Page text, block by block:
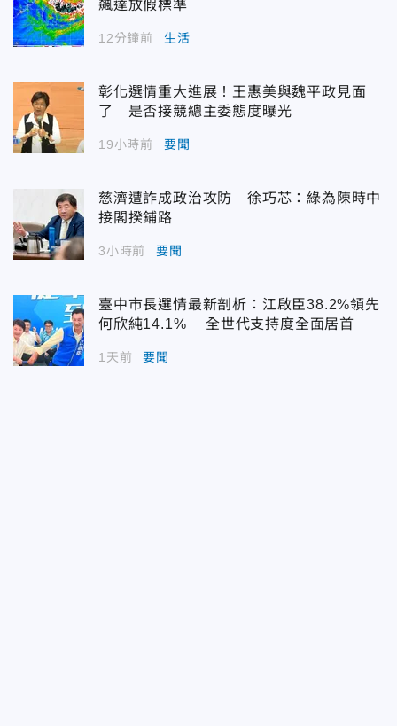
飆達放假標準
12分鐘前 生活
彰化選情重大進展！王惠美與魏平政見面
了 是否接競總主委態度曝光
19小時前 要聞
慈濟遭詐成政治攻防 徐巧芯：綠為陳時中
接閣揆鋪路
3小時前 要聞
臺中市長選情最新剖析：江啟臣38.2%領先
何欣純14.1% 全世代支持度全面居首
1天前 要聞